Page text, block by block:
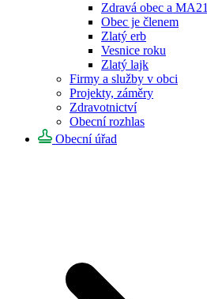
Zdravá obec a MA21
Obec je členem
Zlatý erb
Vesnice roku
Zlatý lajk
Firmy a služby v obci
Projekty, záměry
Zdravotnictví
Obecní rozhlas
Obecní úřad